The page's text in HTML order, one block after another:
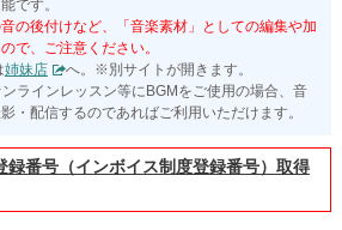
です。
の後付けなど、「音楽素材」としての編集や加
で、ご注意ください。
姉妹店
へ。※別サイトが開きます。
ラインレッスン等にBGMをご使用の場合、音
・配信するのであればご利用いただけます。
録番号（インボイス制度登録番号）取得